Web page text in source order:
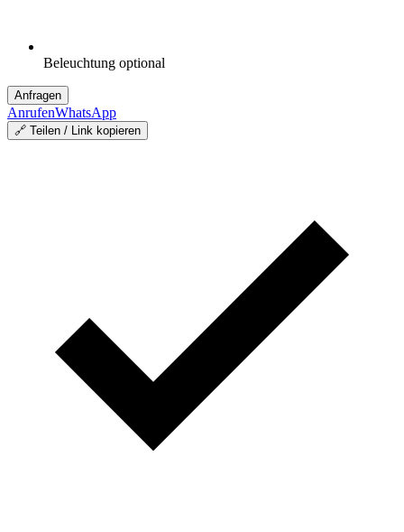
Beleuchtung optional
Anfragen
AnrufenWhatsApp
🔗 Teilen / Link kopieren